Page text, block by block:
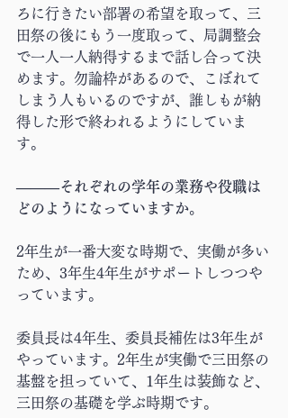
ろに行きたい部署の希望を取って、三
田祭の後にもう一度取って、局調整会
で一人一人納得するまで話し合って決
めます。勿論枠があるので、こぼれて
しまう人もいるのですが、誰しもが納
得した形で終われるようにしていま
す。
―――それぞれの学年の業務や役職は
どのようになっていますか。
2年生が一番大変な時期で、実働が多い
ため、3年生4年生がサポートしつつや
っています。
委員長は4年生、委員長補佐は3年生が
やっています。2年生が実働で三田祭の
基盤を担っていて、1年生は装飾など、
三田祭の基礎を学ぶ時期です。